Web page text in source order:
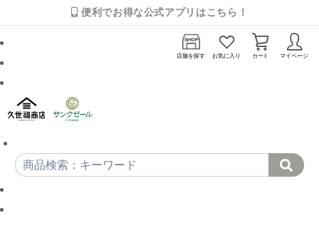
便利でお得な公式アプリはこちら！
店舗を探す お気に入り カート マイページ